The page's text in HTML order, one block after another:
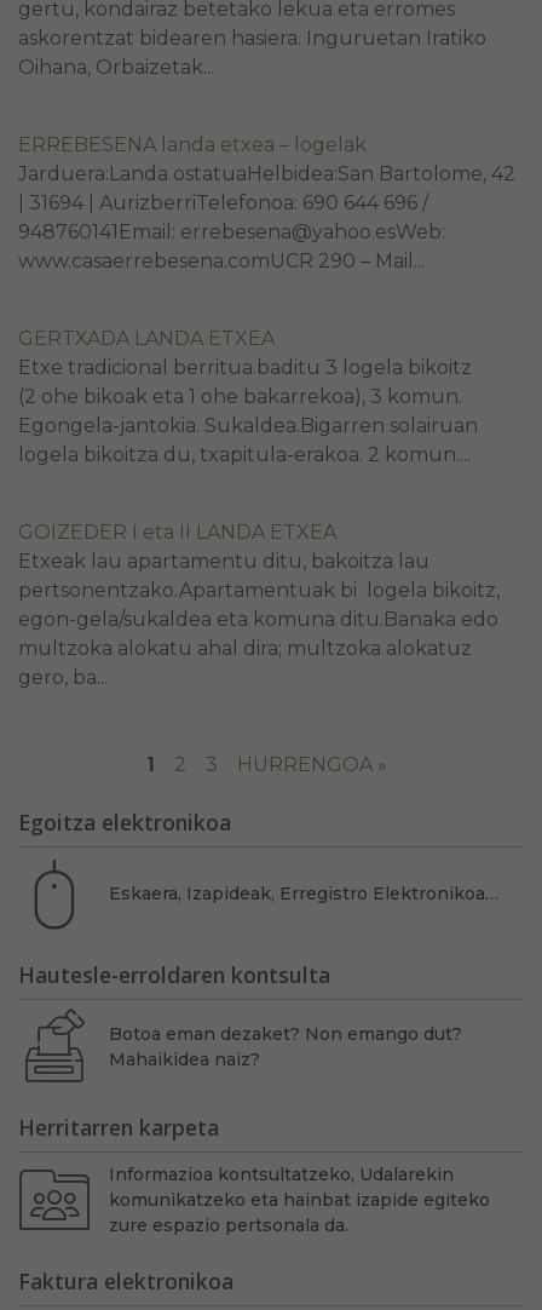
gertu, kondairaz betetako lekua eta erromes
askorentzat bidearen hasiera. Inguruetan Iratiko
Oihana, Orbaizetak...
ERREBESENA landa etxea – logelak
Jarduera:Landa ostatuaHelbidea:San Bartolome, 42
| 31694 | AurizberriTelefonoa: 690 644 696 /
948760141Email: errebesena@yahoo.esWeb:
www.casaerrebesena.comUCR 290 – Mail...
GERTXADA LANDA ETXEA
Etxe tradicional berritua.baditu 3 logela bikoitz
(2 ohe bikoak eta 1 ohe bakarrekoa), 3 komun.
Egongela-jantokia. Sukaldea.Bigarren solairuan
logela bikoitza du, txapitula-erakoa. 2 komun....
GOIZEDER I eta II LANDA ETXEA
Etxeak lau apartamentu ditu, bakoitza lau
pertsonentzako.Apartamentuak bi logela bikoitz,
egon-gela/sukaldea eta komuna ditu.Banaka edo
multzoka alokatu ahal dira; multzoka alokatuz
gero, ba...
1 2 3 HURRENGOA »
Egoitza elektronikoa
Eskaera, Izapideak, Erregistro Elektronikoa…
Hautesle-erroldaren kontsulta
Botoa eman dezaket? Non emango dut?
Mahaikidea naiz?
Herritarren karpeta
Informazioa kontsultatzeko, Udalarekin
komunikatzeko eta hainbat izapide egiteko
zure espazio pertsonala da.
Faktura elektronikoa